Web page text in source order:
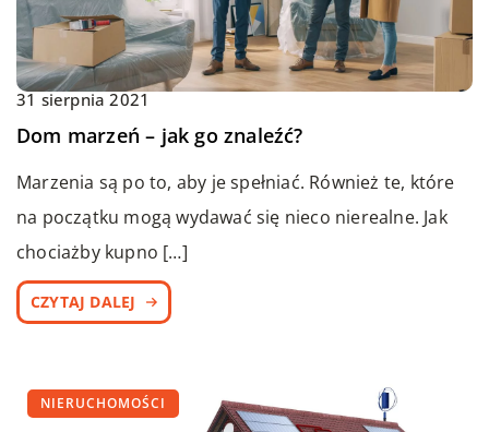
31 sierpnia 2021
Dom marzeń – jak go znaleźć?
Marzenia są po to, aby je spełniać. Również te, które
na początku mogą wydawać się nieco nierealne. Jak
chociażby kupno […]
CZYTAJ DALEJ
NIERUCHOMOŚCI